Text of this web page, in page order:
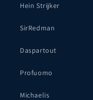
Hein Strijker
SirRedman
Daspartout
Profuomo
Michaelis